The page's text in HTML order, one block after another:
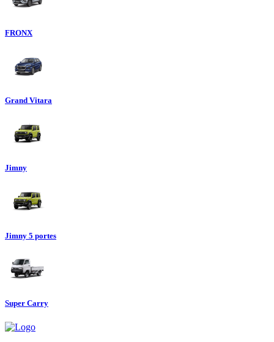
FRONX
Grand Vitara
Jimny
Jimny 5 portes
Super Carry